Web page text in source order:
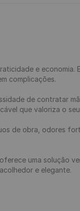
e economia.
complicações.
de contratar
que valoriza o
de obra, odores
uma solução
e elegante.